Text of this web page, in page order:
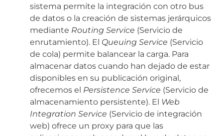
sistema permite la integración con otro bus
de datos o la creación de sistemas jerárquicos
mediante Routing Service (Servicio de
enrutamiento). El Queuing Service (Servicio
de cola) permite balancear la carga. Para
almacenar datos cuando han dejado de estar
disponibles en su publicación original,
ofrecemos el Persistence Service (Servicio de
almacenamiento persistente). El Web
Integration Service (Servicio de integración
web) ofrece un proxy para que las